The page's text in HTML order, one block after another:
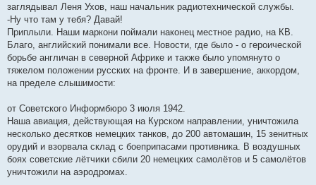
заглядывал Леня Ухов, наш начальник радиотехнической службы.
-Ну что там у тебя? Давай!
Приплыли. Наши маркони поймали наконец местное радио, на КВ.
Благо, английский понимали все. Новости, где было - о героической
борьбе англичан в северной Африке и также было упомянуто о
тяжелом положении русских на фронте. И в завершение, аккордом,
на пределе слышимости:
от Советского Информбюро 3 июля 1942.
Наша авиация, действующая на Курском направлении, уничтожила
несколько десятков немецких танков, до 200 автомашин, 15 зенитных
орудий и взорвала склад с боеприпасами противника. В воздушных
боях советские лётчики сбили 20 немецких самолётов и 5 самолётов
уничтожили на аэродромах.